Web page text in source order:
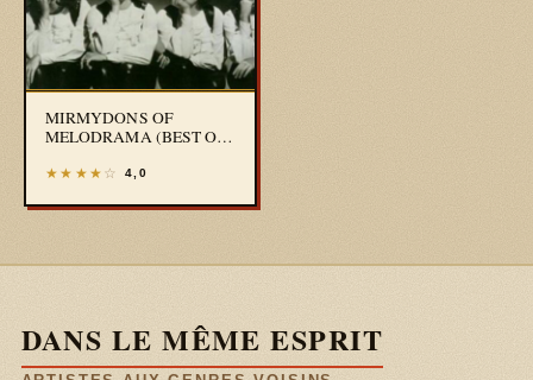
MIRMYDONS OF
MELODRAMA (BEST OF
★ ★ ★ ★ ☆ 4,0
DANS LE MÊME ESPRIT